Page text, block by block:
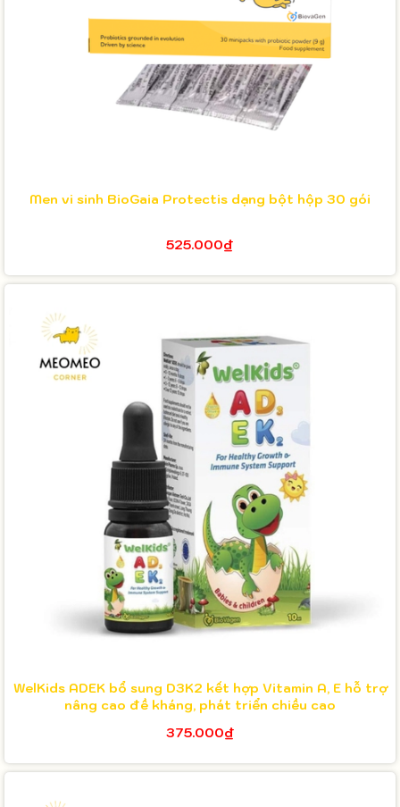
Men vi sinh BioGaia Protectis dạng bột hộp 30 gói
525.000₫
WelKids ADEK bổ sung D3K2 kết hợp Vitamin A, E hỗ trợ
nâng cao đề kháng, phát triển chiều cao
375.000₫